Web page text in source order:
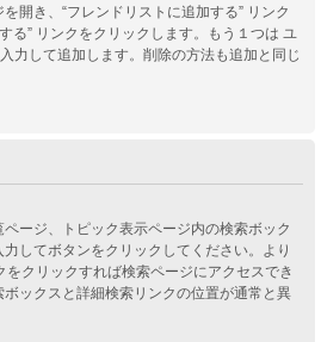
開き、“フレンドリストに追加する” リンク
る” リンクをクリックします。もう１つは ユ
力して追加します。削除の方法も追加と同じ
ージ、トピック表示ページ内の検索ボック
してボタンをクリックしてください。より
をクリックすれば検索ページにアクセスでき
ックスと詳細検索リンクの位置が通常と異